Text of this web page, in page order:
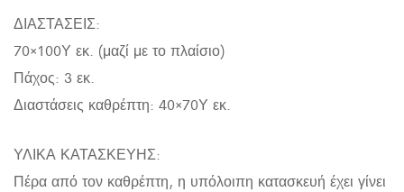
ΔΙΑΣΤΑΣΕΙΣ:
70×100Υ εκ. (μαζί με το πλαίσιο)
Πάχος: 3 εκ.
Διαστάσεις καθρέπτη: 40×70Υ εκ.
ΥΛΙΚΑ ΚΑΤΑΣΚΕΥΗΣ:
Πέρα από τον καθρέπτη, η υπόλοιπη κατασκευή έχει γίνει